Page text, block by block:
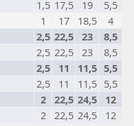
1,5 17,5 19
5,5
1 17 18,5
4
2,5 22,5 23
8,5
2,5 22,5 23
8,5
2,5 11 11,5 5,5
2,5 11 11,5 5,5
2 22,5 24,5
12
2 22,5 24,5 12